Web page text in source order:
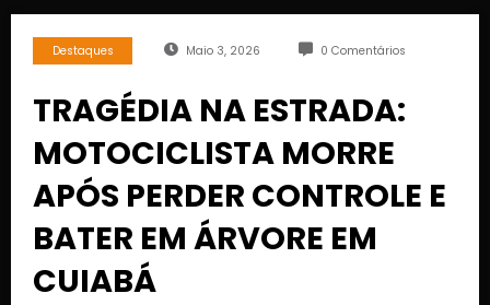
Destaques Maio 3, 2026 0 Comentários
TRAGÉDIA NA ESTRADA:
MOTOCICLISTA MORRE
APÓS PERDER CONTROLE E
BATER EM ÁRVORE EM
CUIABÁ